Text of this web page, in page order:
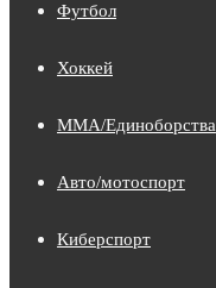
Футбол
Хоккей
MMA/Единоборства
Авто/мотоспорт
Киберспорт